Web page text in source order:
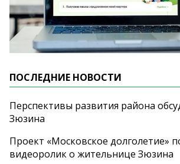
ПОСЛЕДНИЕ НОВОСТИ
Перспективы развития района
Зюзина
Проект «Московское долголетие»
видеоролик о жительнице Зюзина